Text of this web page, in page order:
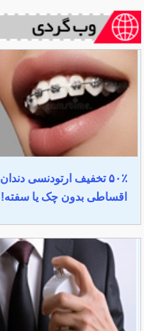
۵۰٪ تخفیف ارتودنسی دندان
اقساطی بدون چک یا سفته!